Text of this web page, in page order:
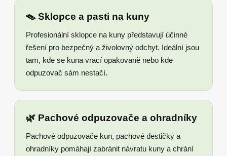
🪤 Sklopce a pasti na kuny
Profesionální sklopce na kuny představují účinné
řešení pro bezpečný a živolovný odchyt. Ideální jsou
tam, kde se kuna vrací opakovaně nebo kde
odpuzovač sám nestačí.
🌿 Pachové odpuzovače a ohradníky
Pachové odpuzovače kun, pachové destičky a
ohradníky pomáhají zabránit návratu kuny a chrání